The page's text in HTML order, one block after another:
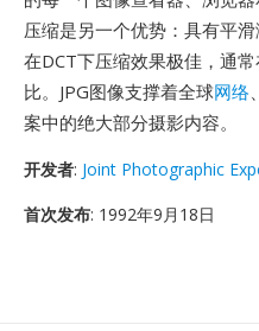
压缩是另一个优势：具有平
在DCT下压缩效果极佳，通
比。JPG图像支撑着全球网络
案中的绝大部分摄影内容。
开发者: Joint Photographic
首次发布: 1992年9月18日